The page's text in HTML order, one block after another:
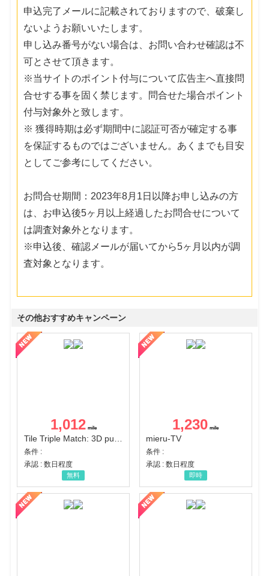
申込完了メールに記載されておりますので、破棄し
ないようお願いいたします。
申し込み番号がない場合は、お問い合わせ確認は不
可とさせて頂きます。
※当サイトのポイント付与について広告主へ直接問
合せする事を固く禁じます。問合せた場合ポイント
付与対象外と致します。
※ 獲得時期は必ず期間中に認証可否が確定する事
を保証するものではございません。あくまでも目安
としてご参考にしてください。
お問合せ期間：2023年8月1日以降お申し込みの方
は、お申込後5ヶ月以上経過したお問合せについて
は調査対象外となります。
※申込後、確認メールが届いてから5ヶ月以内が調
査対象となります。
その他おすすめキャンペーン
1,012
Tile Triple Match: 3D puzzle
条件 :
承認 : 数日程度
無料
1,230
mieru-TV
条件 :
承認 : 数日程度
即時